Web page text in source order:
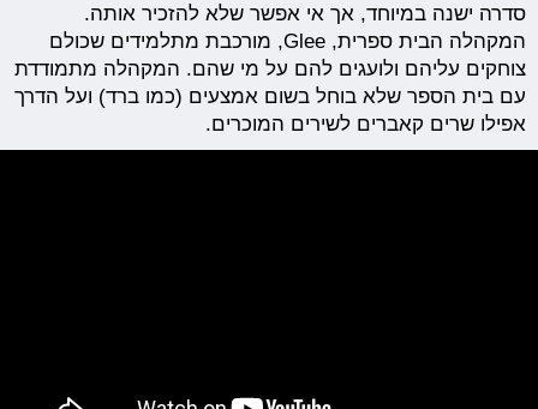
סדרה ישנה במיוחד, אך אי אפשר שלא להזכיר אותה.
המקהלה הבית ספרית, Glee, מורכבת מתלמידים שכולם
צוחקים עליהם ולועגים להם על מי שהם. המקהלה מתמודדת
עם בית הספר שלא בוחל בשום אמצעים (כמו ברד) ועל הדרך
אפילו שרים קאברים לשירים המוכרים.